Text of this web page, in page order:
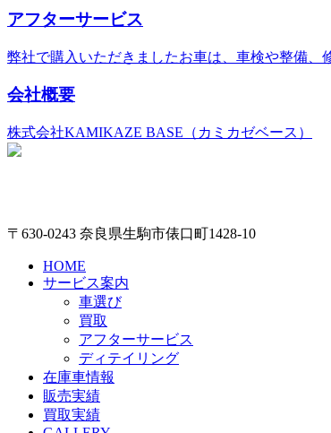
アフターサービス
弊社で購入いただきましたお車は、車検や整備、
会社概要
株式会社KAMIKAZE BASE（カミカゼベース）
〒630-0243 奈良県生駒市俵口町1428-10
HOME
サービス案内
車選び
買取
アフターサービス
ディテイリング
在庫車情報
販売実績
買取実績